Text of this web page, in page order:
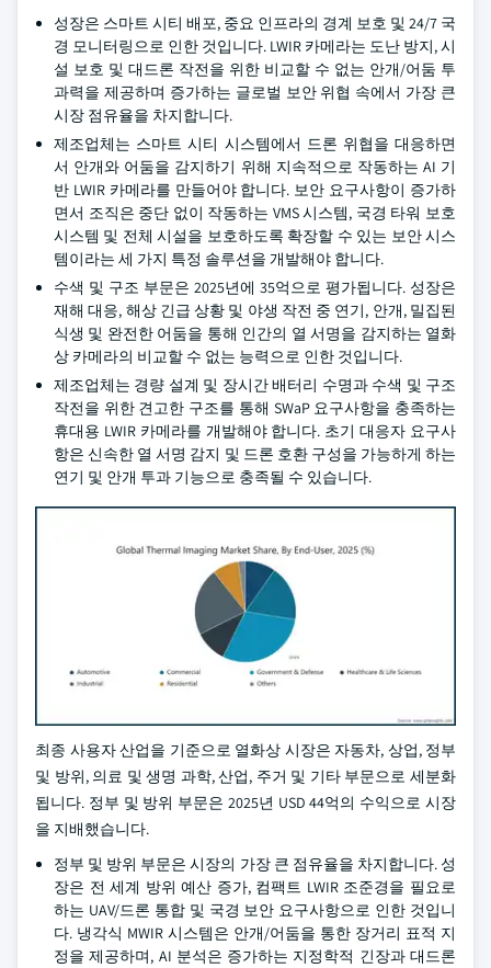
성장은 스마트 시티 배포, 중요 인프라의 경계 보호 및 24/7 국
경 모니터링으로 인한 것입니다. LWIR 카메라는 도난 방지, 시
설 보호 및 대드론 작전을 위한 비교할 수 없는 안개/어둠 투
과력을 제공하며 증가하는 글로벌 보안 위협 속에서 가장 큰
시장 점유율을 차지합니다.
제조업체는 스마트 시티 시스템에서 드론 위협을 대응하면
서 안개와 어둠을 감지하기 위해 지속적으로 작동하는 AI 기
반 LWIR 카메라를 만들어야 합니다. 보안 요구사항이 증가하
면서 조직은 중단 없이 작동하는 VMS 시스템, 국경 타워 보호
시스템 및 전체 시설을 보호하도록 확장할 수 있는 보안 시스
템이라는 세 가지 특정 솔루션을 개발해야 합니다.
수색 및 구조 부문은 2025년에 35억으로 평가됩니다. 성장은
재해 대응, 해상 긴급 상황 및 야생 작전 중 연기, 안개, 밀집된
식생 및 완전한 어둠을 통해 인간의 열 서명을 감지하는 열화
상 카메라의 비교할 수 없는 능력으로 인한 것입니다.
제조업체는 경량 설계 및 장시간 배터리 수명과 수색 및 구조
작전을 위한 견고한 구조를 통해 SWaP 요구사항을 충족하는
휴대용 LWIR 카메라를 개발해야 합니다. 초기 대응자 요구사
항은 신속한 열 서명 감지 및 드론 호환 구성을 가능하게 하는
연기 및 안개 투과 기능으로 충족될 수 있습니다.
최종 사용자 산업을 기준으로 열화상 시장은 자동차, 상업, 정부
및 방위, 의료 및 생명 과학, 산업, 주거 및 기타 부문으로 세분화
됩니다. 정부 및 방위 부문은 2025년 USD 44억의 수익으로 시장
을 지배했습니다.
정부 및 방위 부문은 시장의 가장 큰 점유율을 차지합니다. 성
장은 전 세계 방위 예산 증가, 컴팩트 LWIR 조준경을 필요로
하는 UAV/드론 통합 및 국경 보안 요구사항으로 인한 것입니
다. 냉각식 MWIR 시스템은 안개/어둠을 통한 장거리 표적 지
정을 제공하며, AI 분석은 증가하는 지정학적 긴장과 대드론